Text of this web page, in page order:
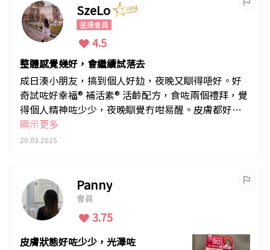
SzeLo
星級會員
4.5
整體感覺幾好，會繼續試落去
成日湊小朋友，搞到個人好攰，夜晚又瞓得唔好。好
奇試咗好幸福® 補活素® 活齡配方，食咗兩個禮拜，覺
得個人精神咗少少，夜晚瞓覺冇咁易醒。皮膚都好似
冇咁乾，摸落去滑咗啲，整體感覺幾好，會繼續試落
去。
顯示更多
20.03.2025
Panny
會員
3.75
皮膚狀態好咗少少，光澤咗